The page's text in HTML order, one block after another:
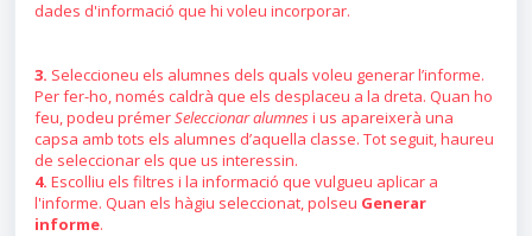
dades d'informació que hi voleu incorporar.
3. Seleccioneu els alumnes dels quals voleu generar l’informe.
Per fer-ho, només caldrà que els desplaceu a la dreta. Quan ho
feu, podeu prémerSeleccionar alumnesi us apareixerà una
capsa amb tots els alumnes d’aquella classe. Tot seguit, haureu
de seleccionar els que us interessin.
4. Escolliu els filtres i la informació que vulgueu aplicar a
l'informe. Quan els hàgiu seleccionat, polseu Generar
informe.